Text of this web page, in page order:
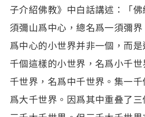
子介紹佛教》中白話講述：「
須彌山爲中心，總名爲一須彌
爲中心的小世界并非一個，而
千個這樣的小世界，名爲小千
千世界，名爲中千世界。集一
爲大千世界。因爲其中重叠了